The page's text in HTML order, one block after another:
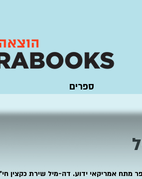
ספרים
(1943) הוא סופר מתח אמריקאי ידוע. דה-מיל שירת כקצין